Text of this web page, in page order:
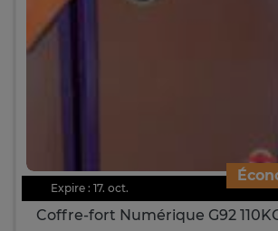
Expire : 17. oct.
Coffre-fort Numérique G92